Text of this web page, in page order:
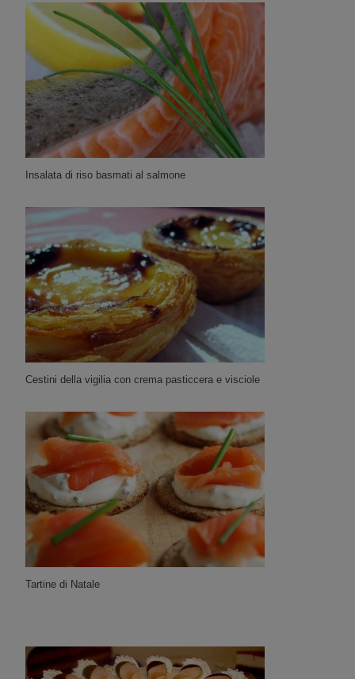
Insalata di riso basmati al salmone
Cestini della vigilia con crema pasticcera e visciole
Tartine di Natale